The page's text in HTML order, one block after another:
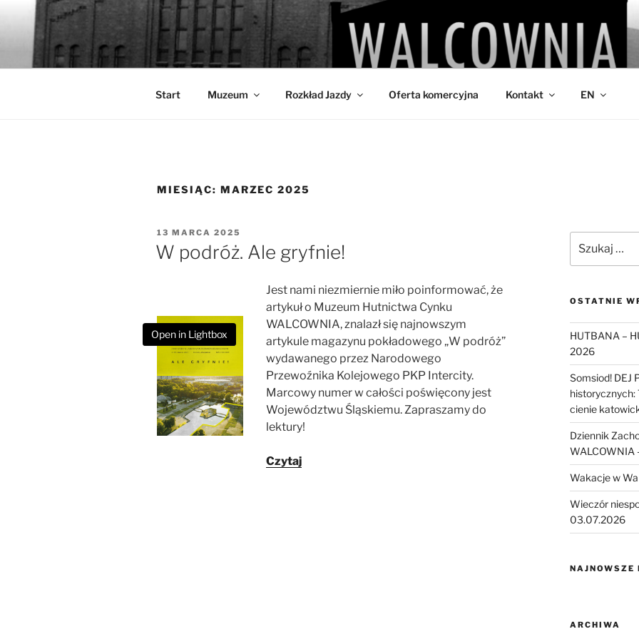
Przejdź
WALCOWNIA
Muzeum Hutnictwa Cynku
Start Muzeum Rozkład Jazdy Oferta komercyjna Kontakt EN
MIESIĄC: MARZEC 2025
OPUBLIKOWANE
W
13 MARCA 2025
W podróż. Ale gryfnie!
Open in Lightbox
Jest nami niezmiernie miło poinformować, że
artykuł o Muzeum Hutnictwa Cynku
WALCOWNIA, znalazł się najnowszym
artykule magazynu pokładowego „W podróż”
wydawanego przez Narodowego
Przewoźnika Kolejowego PKP Intercity.
Marcowy numer w całości poświęcony jest
Województwu Śląskiemu. Zapraszamy do
lektury!
Czytaj
OSTATNIE
HUTBANA –
2026
Somsiod! DEJ
historycznych:
cienie
Dziennik
WALCOWNIA
Wakacje w
Wieczór
03.07.2026
NAJNOWSZE
ARCHIWA